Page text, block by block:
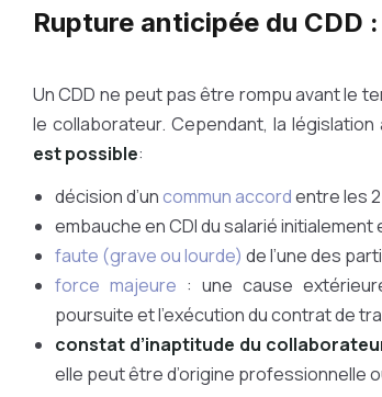
Rupture anticipée du CDD
Un CDD ne peut pas être rompu avant le
le collaborateur. Cependant, la législation
est possible:
décision d’uncommun accordentre les
embauche en CDI du salarié initialement
faute (grave ou lourde) de l’une des
force majeure : une cause
poursuite et l’exécution du contrat de
constat d’inaptitude du
elle peut être d’origine professionnelle